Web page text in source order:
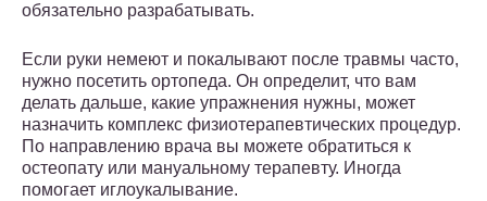
обязательно разрабатывать.
Если руки немеют и покалывают после травмы часто,
нужно посетить ортопеда. Он определит, что вам
делать дальше, какие упражнения нужны, может
назначить комплекс физиотерапевтических процедур.
По направлению врача вы можете обратиться к
остеопату или мануальному терапевту. Иногда
помогает иглоукалывание.